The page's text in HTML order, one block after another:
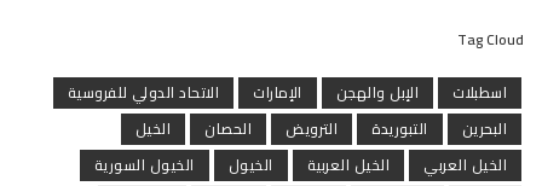
Tag Cloud
اسطبلات
الإبل والهجن الإمارات
الاتحاد الدولي للفروسية
البحرين
التبوريدة الترويض الحصان
الخيل
الخيل العربي
الخيل العربية الخيول
الخيول السورية